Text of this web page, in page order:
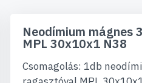
Neodímium mágnes
MPL 30x10x1 N38
Csomagolás: 1db